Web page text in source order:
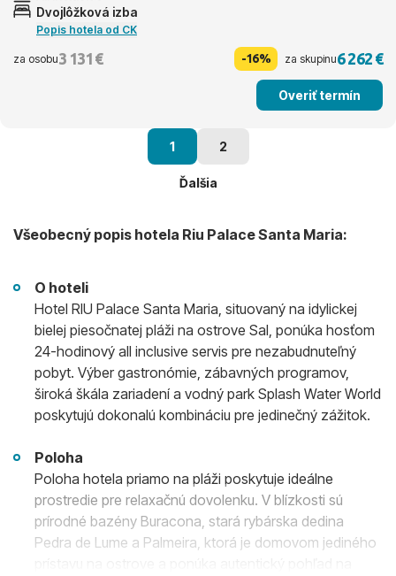
Dvojlôžková izba
Popis hotela od CK
za osobu3 131 € -16% za skupinu6 262 €
Overiť termín
1 2
Ďalšia
Všeobecný popis hotela Riu Palace Santa Maria:
O hoteli
Hotel RIU Palace Santa Maria, situovaný na idylickej
bielej piesočnatej pláži na ostrove Sal, ponúka hosťom
24-hodinový all inclusive servis pre nezabudnuteľný
pobyt. Výber gastronómie, zábavných programov,
široká škála zariadení a vodný park Splash Water World
poskytujú dokonalú kombináciu pre jedinečný zážitok.
Poloha
Poloha hotela priamo na pláži poskytuje ideálne
prostredie pre relaxačnú dovolenku. V blízkosti sú
prírodné bazény Buracona, stará rybárska dedina
Pedra de Lume a Palmeira, ktorá je domovom jediného